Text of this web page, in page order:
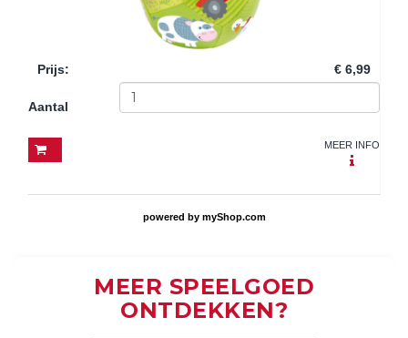
Prijs: € 6,99
Aantal
MEER INFO
powered by myShop.com
MEER SPEELGOED
ONTDEKKEN?